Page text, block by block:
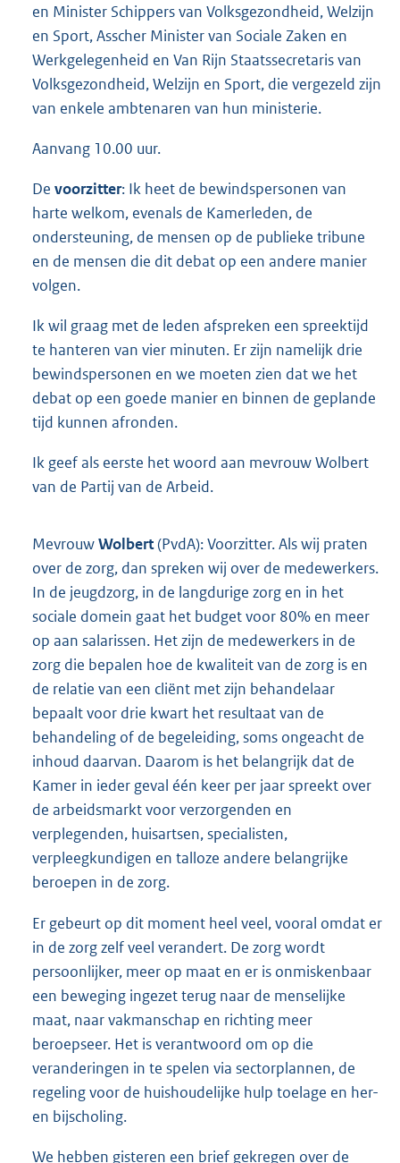
en Minister Schippers van Volksgezondheid, Welzijn
en Sport, Asscher Minister van Sociale Zaken en
Werkgelegenheid en Van Rijn Staatssecretaris van
Volksgezondheid, Welzijn en Sport, die vergezeld zijn
van enkele ambtenaren van hun ministerie.
Aanvang 10.00 uur.
De voorzitter: Ik heet de bewindspersonen van
harte welkom, evenals de Kamerleden, de
ondersteuning, de mensen op de publieke tribune
en de mensen die dit debat op een andere manier
volgen.
Ik wil graag met de leden afspreken een spreektijd
te hanteren van vier minuten. Er zijn namelijk drie
bewindspersonen en we moeten zien dat we het
debat op een goede manier en binnen de geplande
tijd kunnen afronden.
Ik geef als eerste het woord aan mevrouw Wolbert
van de Partij van de Arbeid.
MevrouwWolbert(PvdA): Voorzitter. Als wij praten
over de zorg, dan spreken wij over de medewerkers.
In de jeugdzorg, in de langdurige zorg en in het
sociale domein gaat het budget voor 80% en meer
op aan salarissen. Het zijn de medewerkers in de
zorg die bepalen hoe de kwaliteit van de zorg is en
de relatie van een cliënt met zijn behandelaar
bepaalt voor drie kwart het resultaat van de
behandeling of de begeleiding, soms ongeacht de
inhoud daarvan. Daarom is het belangrijk dat de
Kamer in ieder geval één keer per jaar spreekt over
de arbeidsmarkt voor verzorgenden en
verplegenden, huisartsen, specialisten,
verpleegkundigen en talloze andere belangrijke
beroepen in de zorg.
Er gebeurt op dit moment heel veel, vooral omdat er
in de zorg zelf veel verandert. De zorg wordt
persoonlijker, meer op maat en er is onmiskenbaar
een beweging ingezet terug naar de menselijke
maat, naar vakmanschap en richting meer
beroepseer. Het is verantwoord om op die
veranderingen in te spelen via sectorplannen, de
regeling voor de huishoudelijke hulp toelage en her-
en bijscholing.
We hebben gisteren een brief gekregen over de